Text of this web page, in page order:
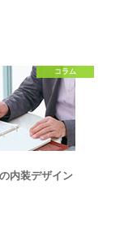
コラム
内装デザイン